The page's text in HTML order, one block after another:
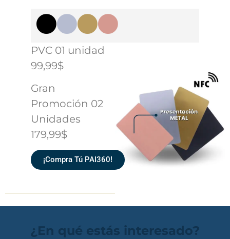
PVC 01 unidad
99,99$
Gran
Promoción 02
Unidades
179,99$
¡Compra Tú PAI360!
¿En qué estás interesado?